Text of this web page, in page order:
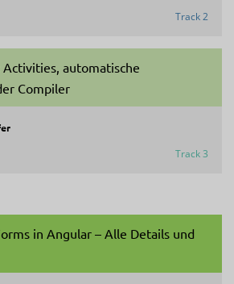
Track 2
Activities, automatische
Compiler
Track 3
in Angular – Alle Details und